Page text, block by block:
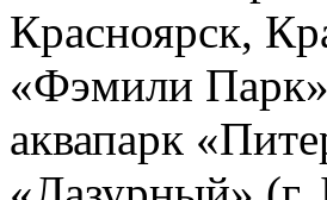
Красноярск,
«Фэмили Парк»
аквапарк